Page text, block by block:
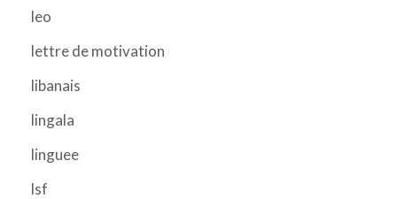
leo
lettre de motivation
libanais
lingala
linguee
lsf